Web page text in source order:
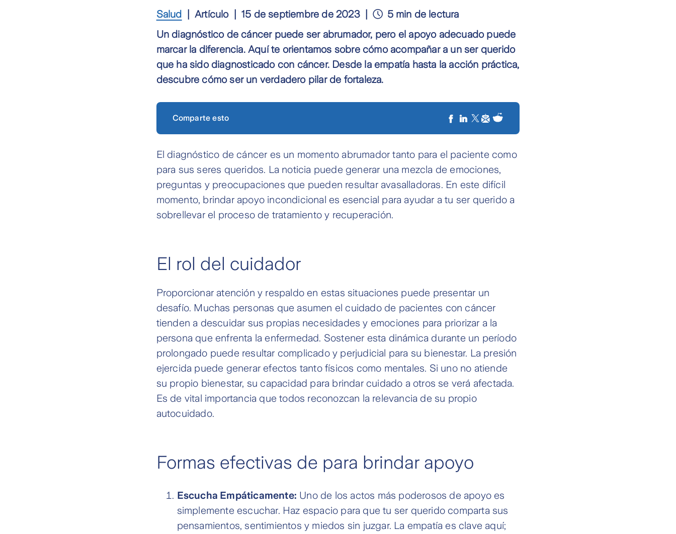
Salud Artículo 15 de septiembre de 2023
5 min de lectura
Un diagnóstico de cáncer puede ser abrumador, pero el apoyo adecuado puede
marcar la diferencia. Aquí te orientamos sobre cómo acompañar a un ser querido
que ha sido diagnosticado con cáncer. Desde la empatía hasta la acción práctica,
descubre cómo ser un verdadero pilar de fortaleza.
Comparte esto
El diagnóstico de cáncer es un momento abrumador tanto para el paciente como
para sus seres queridos. La noticia puede generar una mezcla de emociones,
preguntas y preocupaciones que pueden resultar avasalladoras. En este difícil
momento, brindar apoyo incondicional es esencial para ayudar a tu ser querido a
sobrellevar el proceso de tratamiento y recuperación.
El rol del cuidador
Proporcionar atención y respaldo en estas situaciones puede presentar un
desafío. Muchas personas que asumen el cuidado de pacientes con cáncer
tienden a descuidar sus propias necesidades y emociones para priorizar a la
persona que enfrenta la enfermedad. Sostener esta dinámica durante un período
prolongado puede resultar complicado y perjudicial para su bienestar. La presión
ejercida puede generar efectos tanto físicos como mentales. Si uno no atiende
su propio bienestar, su capacidad para brindar cuidado a otros se verá afectada.
Es de vital importancia que todos reconozcan la relevancia de su propio
autocuidado.
Formas efectivas de para brindar apoyo
Escucha Empáticamente: Uno de los actos más poderosos de apoyo es
simplemente escuchar. Haz espacio para que tu ser querido comparta sus
pensamientos, sentimientos y miedos sin juzgar. La empatía es clave aquí;